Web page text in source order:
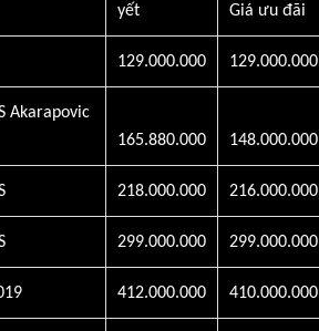
yết
Giá ưu đãi
129.000.000 129.000.000
Akarapovic
165.880.000 148.000.000
218.000.000 216.000.000
299.000.000 299.000.000
412.000.000 410.000.000